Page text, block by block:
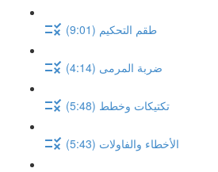
طقم التحكيم (9:01)
ضربة المرمى (4:14)
تكتيكات وخطط (5:48)
الأخطاء والفاولات (5:43)